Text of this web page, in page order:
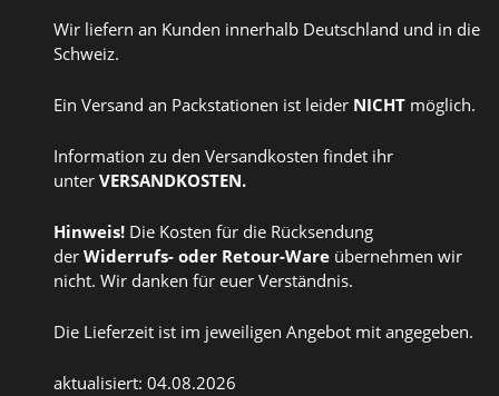
Wir liefern an Kunden innerhalb Deutschland und in die
Schweiz.
Ein Versand an Packstationen ist leider NICHT möglich.
Information zu den Versandkosten findet ihr
unter VERSANDKOSTEN.
Hinweis! Die Kosten für die Rücksendung
der Widerrufs- oder Retour-Ware übernehmen wir
nicht. Wir danken für euer Verständnis.
Die Lieferzeit ist im jeweiligen Angebot mit angegeben.
aktualisiert: 04.08.2026